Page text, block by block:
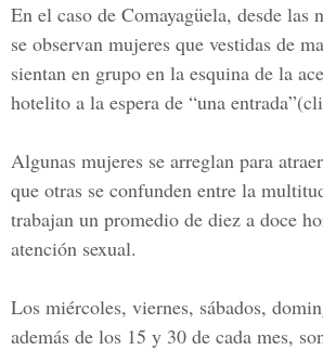
En el caso de Comayagüela, desde las
se observan mujeres que vestidas de
sientan en grupo en la esquina de la
hotelito a la espera de “una entrada”
Algunas mujeres se arreglan para
que otras se confunden entre la
trabajan un promedio de diez a doce
atención sexual.
Los miércoles, viernes, sábados,
además de los 15 y 30 de cada mes,